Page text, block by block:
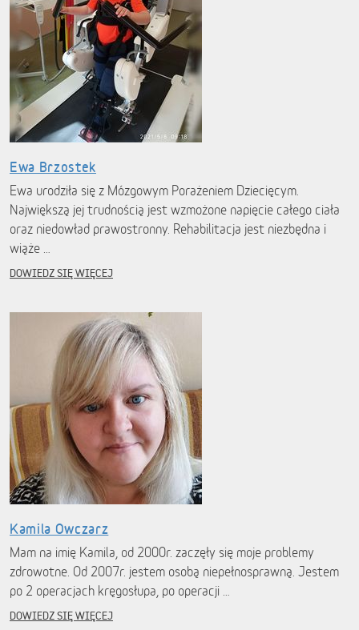
Ewa Brzostek
Ewa urodziła się z Mózgowym Porażeniem Dziecięcym.
Największą jej trudnością jest wzmożone napięcie całego ciała
oraz niedowład prawostronny. Rehabilitacja jest niezbędna i
wiąże …
DOWIEDZ SIĘ WIĘCEJ
Kamila Owczarz
Mam na imię Kamila, od 2000r. zaczęły się moje problemy
zdrowotne. Od 2007r. jestem osobą niepełnosprawną. Jestem
po 2 operacjach kręgosłupa, po operacji …
DOWIEDZ SIĘ WIĘCEJ